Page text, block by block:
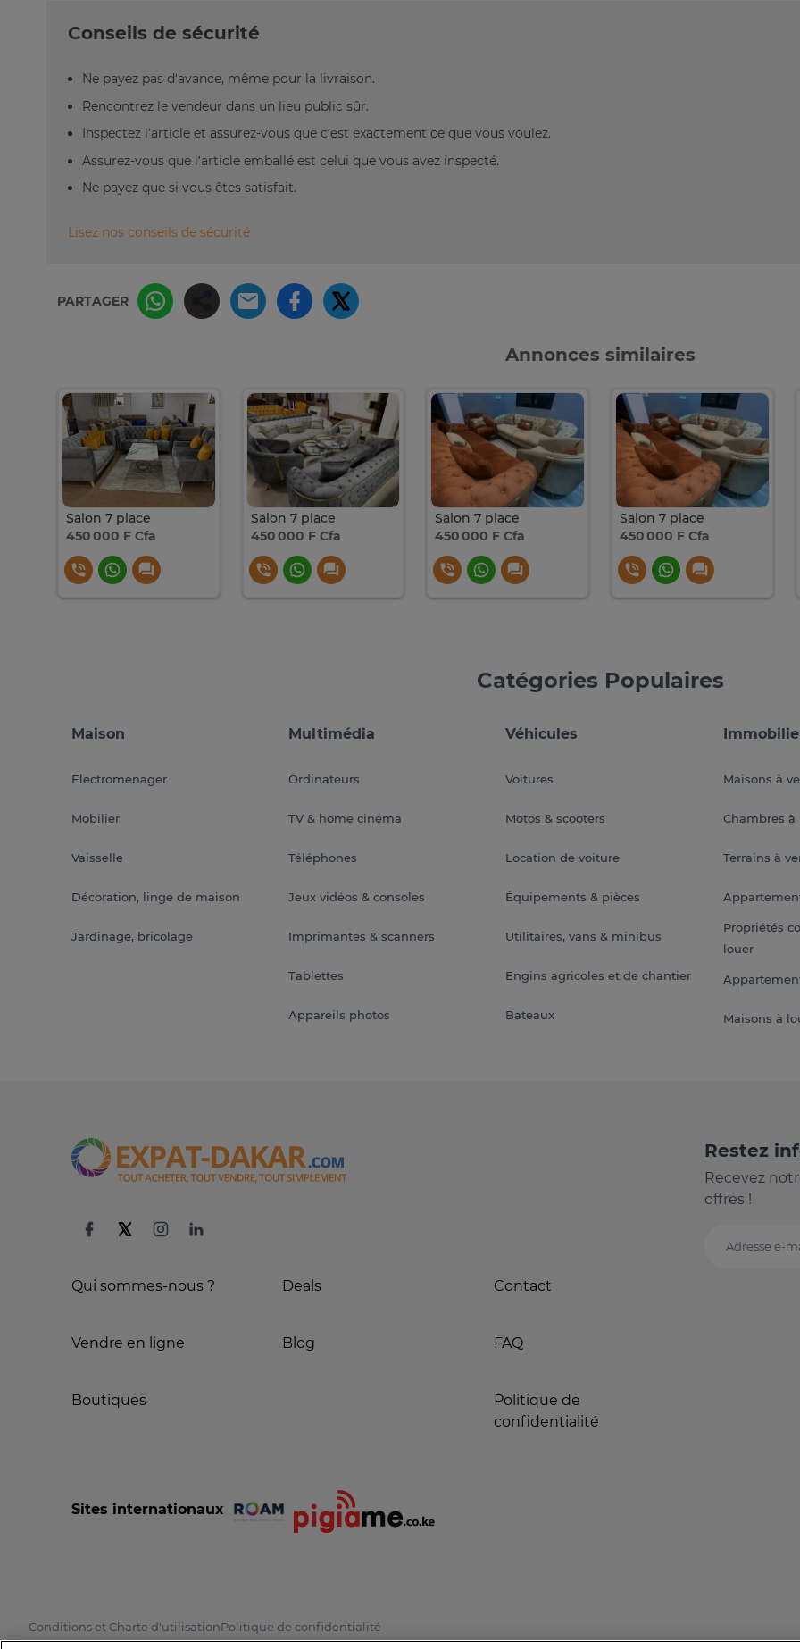
Conseils de sécurité
Ne payez pas d’avance, même pour la livraison.
Rencontrez le vendeur dans un lieu public sûr.
Inspectez l’article et assurez-vous que c’est exactement ce que vous voulez.
Assurez-vous que l’article emballé est celui que vous avez inspecté.
Ne payez que si vous êtes satisfait.
Lisez nos conseils de sécurité
PARTAGER
Annonces similaires
Salon 7 place
450 000 F Cfa
Salon 7 place
450 000 F Cfa
Salon 7 place
450 000 F Cfa
Salon 7 place
450 000 F Cfa
Catégories Populaires
Maison
Electromenager
Mobilier
Vaisselle
Décoration, linge de maison
Jardinage, bricolage
Multimédia
Ordinateurs
TV & home cinéma
Téléphones
Jeux vidéos & consoles
Imprimantes & scanners
Tablettes
Appareils photos
Véhicules
Voitures
Motos & scooters
Location de voiture
Équipements & pièces
Utilitaires, vans & minibus
Engins agricoles et de chantier
Bateaux
Maisons à
Chambres à
Terrains à
Propriétés
louer
Maisons à
Qui sommes-nous ?
Vendre en ligne
Boutiques
Deals
Blog
Contact
FAQ
Politique de
confidentialité
Restez
Recevez
offres !
Adresse e-
Sites internationaux
Conditions et Charte d'utilisationPolitique de confidentialité